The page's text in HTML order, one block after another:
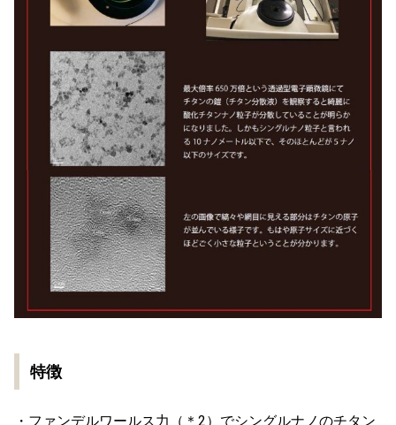
特徴
・ファンデルワールス力（＊2）でシングルナノのチタン